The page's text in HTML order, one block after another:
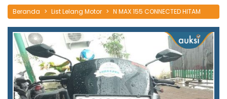
Beranda List Lelang Motor N MAX 155 CONNECTED HITAM